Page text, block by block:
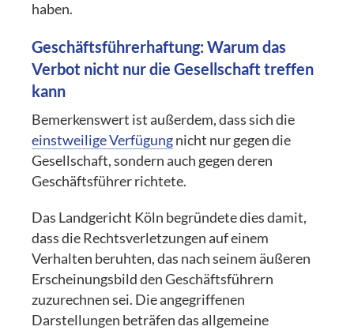
haben.
Geschäftsführerhaftung: Warum das
Verbot nicht nur die Gesellschaft treffen
kann
Bemerkenswert ist außerdem, dass sich die
einstweilige Verfügungnicht nur gegen die
Gesellschaft, sondern auch gegen deren
Geschäftsführer richtete.
Das Landgericht Köln begründete dies damit,
dass die Rechtsverletzungen auf einem
Verhalten beruhten, das nach seinem äußeren
Erscheinungsbild den Geschäftsführern
zuzurechnen sei. Die angegriffenen
Darstellungen beträfen das allgemeine